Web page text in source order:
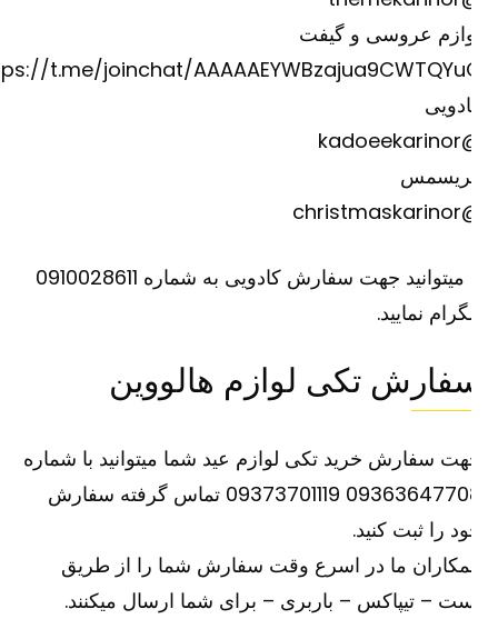
عروسی و گیفت
https://t.me/joinchat/
یا میتوانید جهت سفارش کادویی به شماره 0910028611
نمایید.
تکی لوازم هالووین
سفارش خرید تکی لوازم عید شما میتوانید با شماره
09363647708 09373701119 تماس گرفته سفارش
را ثبت کنید.
ما در اسرع وقت سفارش شما را از طریق
– تیپاکس – باربری – برای شما ارسال میکنند.